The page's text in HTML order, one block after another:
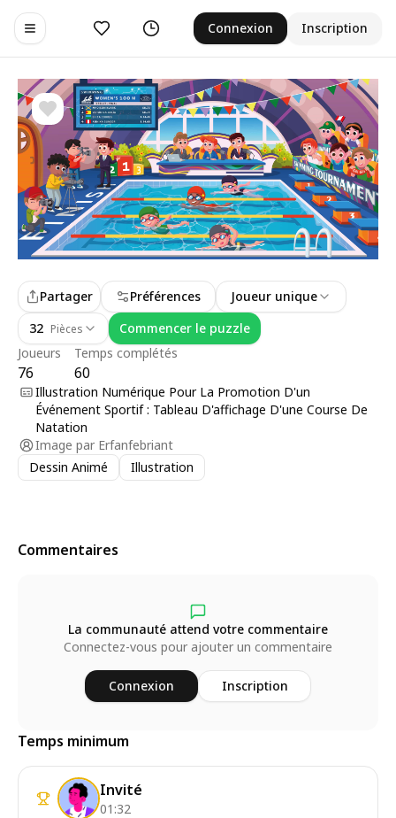
Toggle navigation menu
Aimer Historique Connexion Inscription
Joueurs
76
Temps complétés
60
Partager Préférences
Joueur unique
32 Pièces Commencer le puzzle
Illustration Numérique Pour La Promotion D'un
Événement Sportif : Tableau D'affichage D'une Course De
Natation
Image par Erfanfebriant
Dessin Animé
Illustration
Commentaires
La communauté attend votre commentaire
Connectez-vous pour ajouter un commentaire
Connexion Inscription
Temps minimum
Invité
01:32